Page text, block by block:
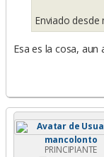
Enviado
Esa es la cosa,
mancolonto
PRINCIPIANTE